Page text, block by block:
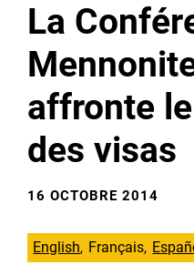
La
affronte
des visas
16 OCTOBRE 2014
English Français